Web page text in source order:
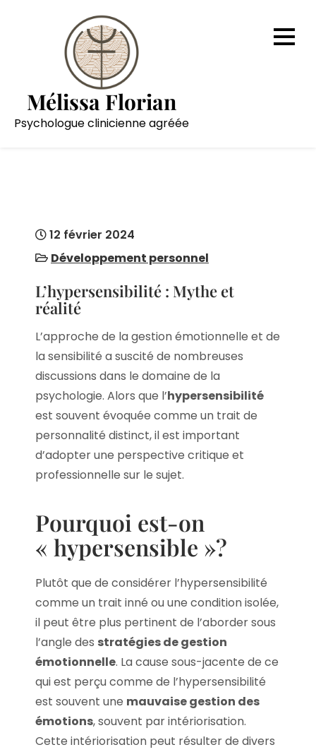
Mélissa Florian
Psychologue clinicienne agréée
12 février 2024
Développement personnel
L’hypersensibilité : Mythe et
réalité
L’approche de la gestion émotionnelle et de
la sensibilité a suscité de nombreuses
discussions dans le domaine de la
psychologie. Alors que l’hypersensibilité
est souvent évoquée comme un trait de
personnalité distinct, il est important
d’adopter une perspective critique et
professionnelle sur le sujet.
Pourquoi est-on
« hypersensible »?
Plutôt que de considérer l’hypersensibilité
comme un trait inné ou une condition isolée,
il peut être plus pertinent de l’aborder sous
l’angle des stratégies de gestion
émotionnelle. La cause sous-jacente de ce
qui est perçu comme de l’hypersensibilité
est souvent une mauvaise gestion des
émotions, souvent par intériorisation.
Cette intériorisation peut résulter de divers